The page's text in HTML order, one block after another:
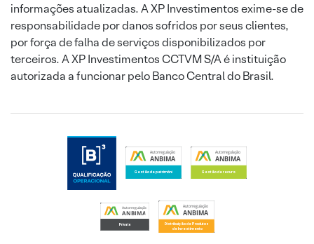
informações atualizadas. A XP Investimentos exime-se de
responsabilidade por danos sofridos por seus clientes,
por força de falha de serviços disponibilizados por
terceiros. A XP Investimentos CCTVM S/A é instituição
autorizada a funcionar pelo Banco Central do Brasil.